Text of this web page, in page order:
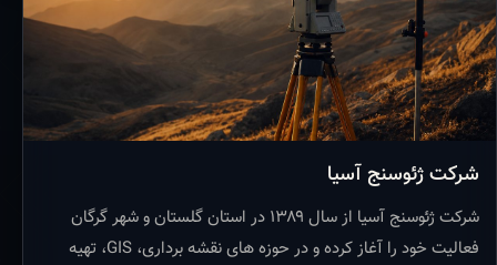
شرکت ژئوسنج آسیا
شرکت ژئوسنج آسیا از سال ۱۳۸۹ در استان گلستان و شهر گرگان
فعالیت خود را آغاز کرده و در حوزه های نقشه برداری، GIS، تهیه